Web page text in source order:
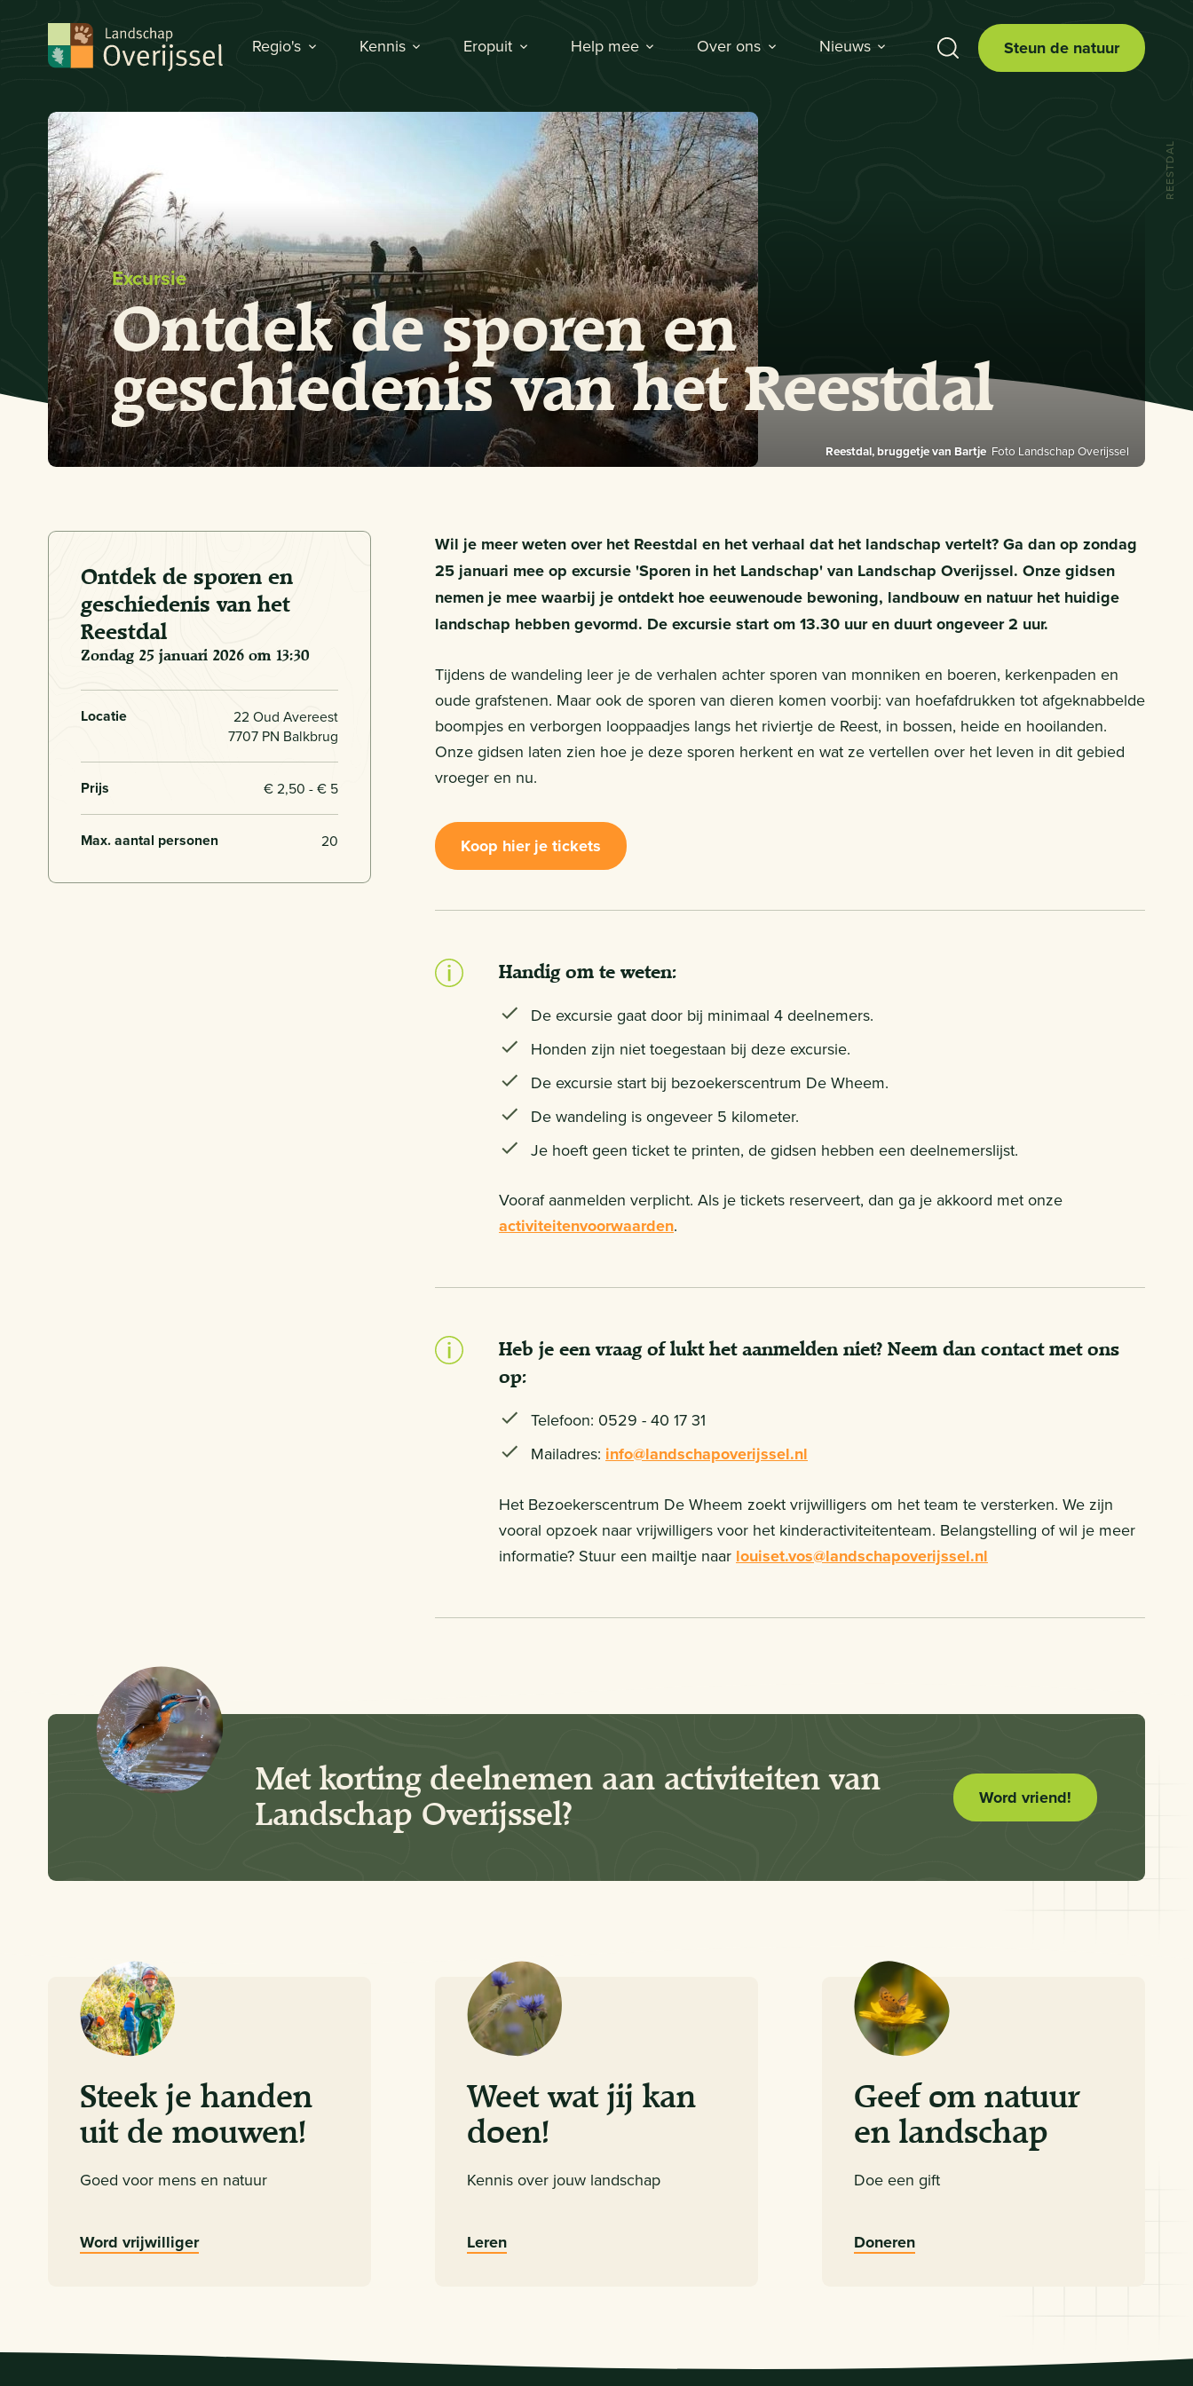
Regio's Kennis Eropuit Help mee Over ons Nieuws Steun de natuur
Excursie
Ontdek de sporen en
geschiedenis van het Reestdal
Reestdal, bruggetje van Bartje Foto Landschap Overijssel
REESTDAL
Ontdek de sporen en
geschiedenis van het
Reestdal
zondag 25 januari 2026 om 13:30
Locatie
22 Oud Avereest
7707 PN Balkbrug
Prijs € 2,50 - € 5
Max. aantal personen 20
Wil je meer weten over het Reestdal en het verhaal dat het landschap vertelt? Ga dan op zondag
25 januari mee op excursie 'Sporen in het Landschap' van Landschap Overijssel. Onze gidsen
nemen je mee waarbij je ontdekt hoe eeuwenoude bewoning, landbouw en natuur het huidige
landschap hebben gevormd. De excursie start om 13.30 uur en duurt ongeveer 2 uur.
Tijdens de wandeling leer je de verhalen achter sporen van monniken en boeren, kerkenpaden en
oude grafstenen. Maar ook de sporen van dieren komen voorbij: van hoefafdrukken tot afgeknabbelde
boompjes en verborgen looppaadjes langs het riviertje de Reest, in bossen, heide en hooilanden.
Onze gidsen laten zien hoe je deze sporen herkent en wat ze vertellen over het leven in dit gebied
vroeger en nu.
Koop hier je tickets
Handig om te weten:
De excursie gaat door bij minimaal 4 deelnemers.
Honden zijn niet toegestaan bij deze excursie.
De excursie start bij bezoekerscentrum De Wheem.
De wandeling is ongeveer 5 kilometer.
Je hoeft geen ticket te printen, de gidsen hebben een deelnemerslijst.
Vooraf aanmelden verplicht. Als je tickets reserveert, dan ga je akkoord met onze
activiteitenvoorwaarden.
Heb je een vraag of lukt het aanmelden niet? Neem dan contact met ons
op:
Telefoon: 0529 - 40 17 31
Mailadres: info@landschapoverijssel.nl
Het Bezoekerscentrum De Wheem zoekt vrijwilligers om het team te versterken. We zijn
vooral opzoek naar vrijwilligers voor het kinderactiviteitenteam. Belangstelling of wil je meer
informatie? Stuur een mailtje naar louiset.vos@landschapoverijssel.nl
Met korting deelnemen aan activiteiten van
Landschap Overijssel?
Word vriend!
Steek je handen
uit de mouwen!
Goed voor mens en natuur
Word vrijwilliger
Weet wat jij kan
doen!
Kennis over jouw landschap
Leren
Geef om natuur
en landschap
Doe een gift
Doneren